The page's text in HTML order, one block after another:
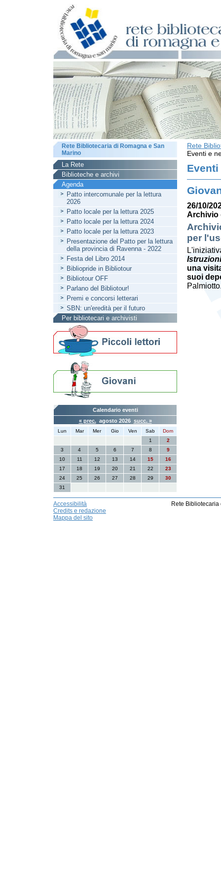
Rete
Eventi e
Eventi
26/10/
Archivio
per
una
suoi
Rete Bibliotecaria di Romagna e San
Marino
La Rete
Biblioteche e archivi
Agenda
Patto intercomunale per la lettura
2026
Patto locale per la lettura 2025
Patto locale per la lettura 2024
Patto locale per la lettura 2023
Presentazione del Patto per la lettura
della provincia di Ravenna - 2022
Festa del Libro 2014
Bibliopride in Bibliotour
Bibliotour OFF
Parlano del Bibliotour!
Premi e concorsi letterari
SBN: un'eredità per il futuro
Per bibliotecari e archivisti
Calendario eventi
« prec.agosto 2026 succ. »
Lun Mar Mer Gio Ven Sab
Dom
1
2
3
4 5 6 7 8
9
10
11 12 13 14 15
16
17
18 19 20 21 22
23
24
25 26 27 28 29
30
31
Accessibilità
Credits e redazione
Mappa del sito
Rete